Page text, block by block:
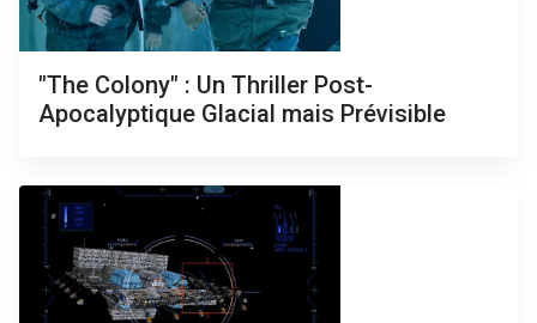
"The Colony" : Un Thriller Post-
Apocalyptique Glacial mais Prévisible